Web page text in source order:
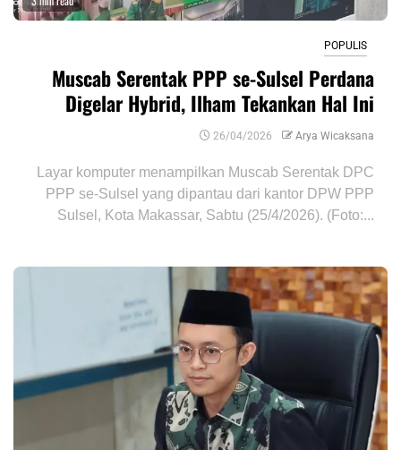
POPULIS
Muscab Serentak PPP se-Sulsel Perdana
Digelar Hybrid, Ilham Tekankan Hal Ini
26/04/2026 Arya Wicaksana
Layar komputer menampilkan Muscab Serentak DPC
PPP se-Sulsel yang dipantau dari kantor DPW PPP
Sulsel, Kota Makassar, Sabtu (25/4/2026). (Foto:...